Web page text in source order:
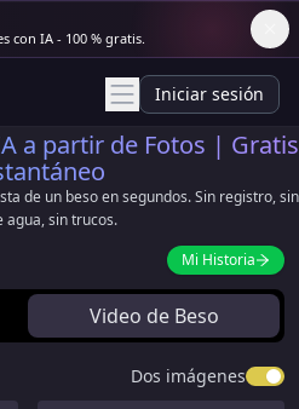
con IA - 100 % gratis.
Iniciar sesión
a partir de Fotos | Gratis
de un beso en segundos. Sin registro, sin
agua, sin trucos.
Mi Historia
Video de Beso
Dos imágenes